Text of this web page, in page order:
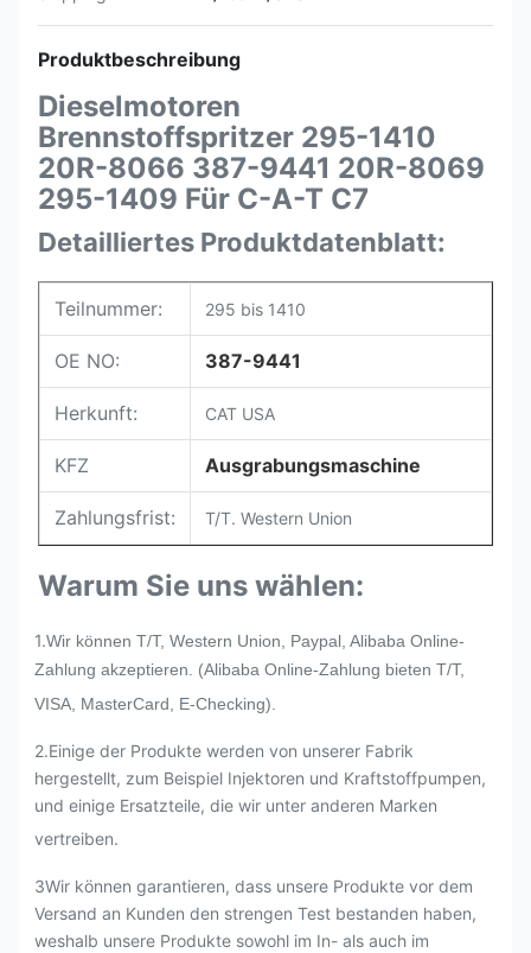
Produktbeschreibung
Dieselmotoren
Brennstoffspritzer 295-1410
20R-8066 387-9441 20R-8069
295-1409 Für C-A-T C7
Detailliertes Produktdatenblatt:
Teilnummer: 295 bis 1410
OE NO: 387-9441
Herkunft: CAT USA
KFZ Ausgrabungsmaschine
Zahlungsfrist: T/T. Western Union
Warum Sie uns wählen:
1.Wir können T/T, Western Union, Paypal, Alibaba Online-
Zahlung akzeptieren. (Alibaba Online-Zahlung bieten T/T,
VISA, MasterCard, E-Checking).
2.Einige der Produkte werden von unserer Fabrik
hergestellt, zum Beispiel Injektoren und Kraftstoffpumpen,
und einige Ersatzteile, die wir unter anderen Marken
vertreiben.
3Wir können garantieren, dass unsere Produkte vor dem
Versand an Kunden den strengen Test bestanden haben,
weshalb unsere Produkte sowohl im In- als auch im